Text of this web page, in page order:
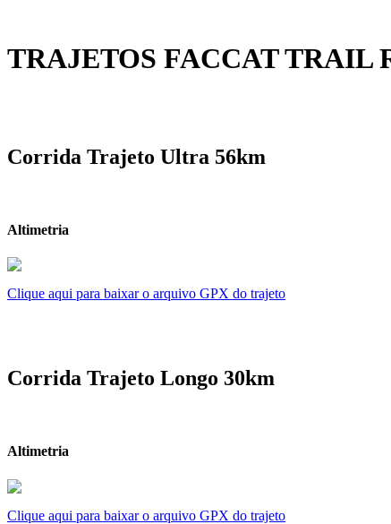
TRAJETOS FACCAT TRAIL
Corrida Trajeto Ultra 56km
Altimetria
Clique aqui para baixar o arquivo GPX do trajeto
Corrida Trajeto Longo 30km
Altimetria
Clique aqui para baixar o arquivo GPX do trajeto